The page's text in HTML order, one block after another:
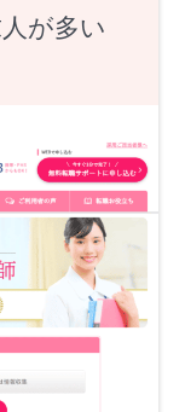
が多い